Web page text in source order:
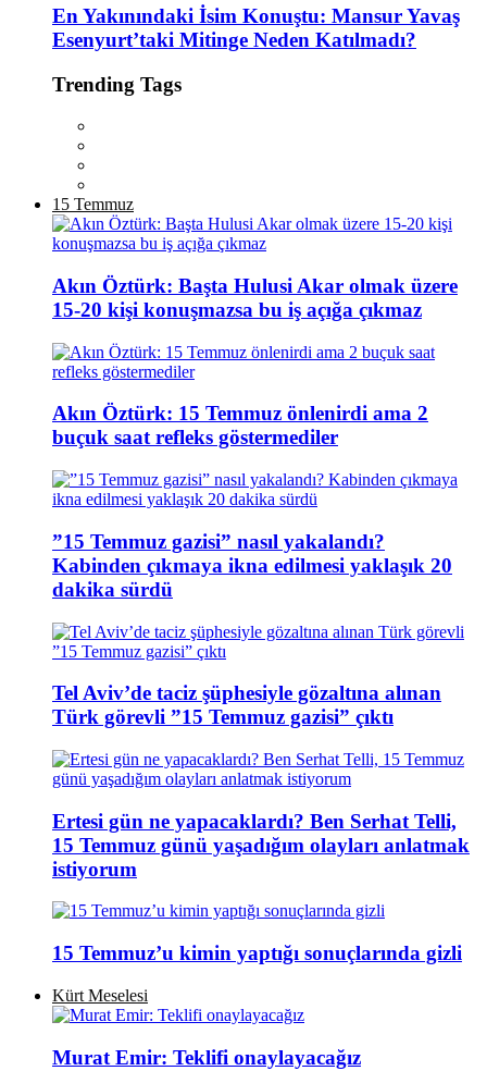
En Yakınındaki İsim Konuştu: Mansur Yavaş
Esenyurt’taki Mitinge Neden Katılmadı?
Trending Tags
15 Temmuz
Akın Öztürk: Başta Hulusi Akar olmak üzere
15-20 kişi konuşmazsa bu iş açığa çıkmaz
Akın Öztürk: 15 Temmuz önlenirdi ama 2
buçuk saat refleks göstermediler
”15 Temmuz gazisi” nasıl yakalandı?
Kabinden çıkmaya ikna edilmesi yaklaşık 20
dakika sürdü
Tel Aviv’de taciz şüphesiyle gözaltına alınan
Türk görevli ”15 Temmuz gazisi” çıktı
Ertesi gün ne yapacaklardı? Ben Serhat Telli,
15 Temmuz günü yaşadığım olayları anlatmak
istiyorum
15 Temmuz’u kimin yaptığı sonuçlarında gizli
Kürt Meselesi
Murat Emir: Teklifi onaylayacağız